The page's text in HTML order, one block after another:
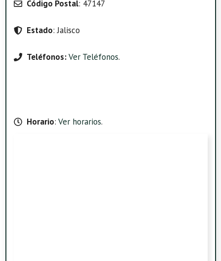
Código Postal: 47147
Estado: Jalisco
Teléfonos:Ver Teléfonos.
Horario: Ver horarios.